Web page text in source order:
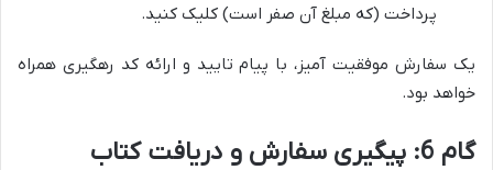
پرداخت (که مبلغ آن صفر است) کلیک کنید.
یک سفارش موفقیت آمیز، با پیام تایید و ارائه کد رهگیری همراه
خواهد بود.
گام 6: پیگیری سفارش و دریافت کتاب